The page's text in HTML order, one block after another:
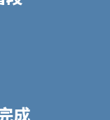
成